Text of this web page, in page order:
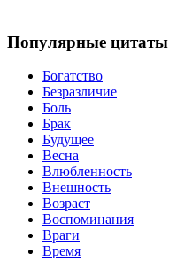
Популярные цитаты
Богатство
Безразличие
Боль
Брак
Будущее
Весна
Влюбленность
Внешность
Возраст
Воспоминания
Враги
Время